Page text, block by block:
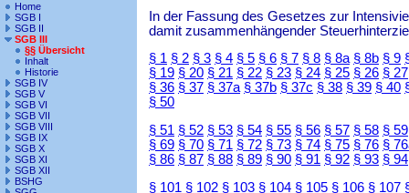
Home
SGB I
SGB II
SGB III
§§ Übersicht
Inhalt
Historie
SGB IV
SGB V
SGB VI
SGB VII
SGB VIII
SGB IX
SGB X
SGB XI
SGB XII
BSHG
In der Fassung des Gesetzes zur
damit zusammenhängender
§ 1 § 2 § 3 § 4 § 5 § 6 § 7 § 8 § 8a § 8b § 9
§ 19 § 20 § 21 § 22 § 23 § 24 § 25 § 26 § 27
§ 36 § 37 § 37a § 37b § 37c § 38 § 39 § 40
§ 50
§ 51 § 52 § 53 § 54 § 55 § 56 § 57 § 58 § 59
§ 69 § 70 § 71 § 72 § 73 § 74 § 75 § 76 §
§ 86 § 87 § 88 § 89 § 90 § 91 § 92 § 93 § 94
§ 101 § 102 § 103 § 104 § 105 § 106 § 107